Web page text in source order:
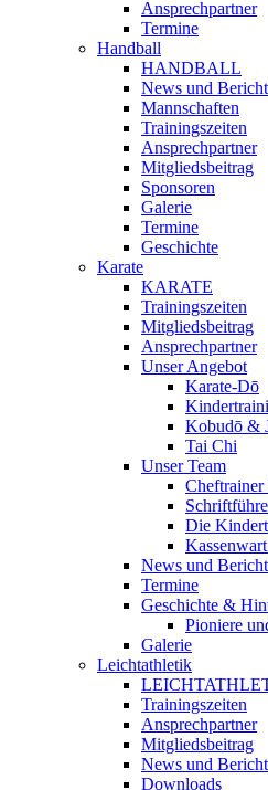
Ansprechpartner
Termine
Handball
HANDBALL
News und
Mannschaften
Trainingszeiten
Ansprechpartner
Mitgliedsbeitrag
Sponsoren
Galerie
Termine
Geschichte
Karate
KARATE
Trainingszeiten
Mitgliedsbeitrag
Ansprechpartner
Unser Angebot
Karate-Dō
Kobudō &
Tai Chi
Unser Team
Cheftrainer
Die
News und
Termine
Geschichte &
Pioniere
Galerie
Leichtathletik
Trainingszeiten
Ansprechpartner
Mitgliedsbeitrag
News und
Downloads